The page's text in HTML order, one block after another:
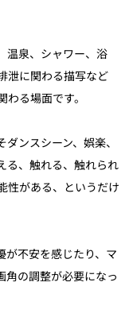
温泉、シャワー、浴
泄に関わる描写など
る場面です。
ンスシーン、娯楽、
る、触れる、触れられ
性がある、というだけ
が不安を感じたり、マ
角の調整が必要になっ